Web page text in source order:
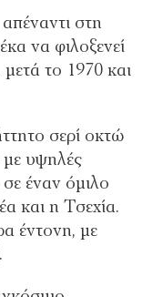
στη
να φιλοξενεί
το 1970 και
σερί οκτώ
υψηλές
έναν όμιλο
και η Τσεχία.
έντονη, με